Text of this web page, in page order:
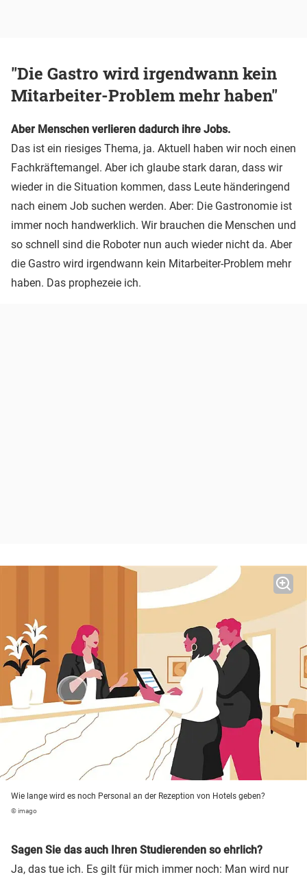
"Die Gastro wird irgendwann kein
Mitarbeiter-Problem mehr haben"
Aber Menschen verlieren dadurch ihre Jobs.
Das ist ein riesiges Thema, ja. Aktuell haben wir noch einen
Fachkräftemangel. Aber ich glaube stark daran, dass wir
wieder in die Situation kommen, dass Leute händeringend
nach einem Job suchen werden. Aber: Die Gastronomie ist
immer noch handwerklich. Wir brauchen die Menschen und
so schnell sind die Roboter nun auch wieder nicht da. Aber
die Gastro wird irgendwann kein Mitarbeiter-Problem mehr
haben. Das prophezeie ich.
Wie lange wird es noch Personal an der Rezeption von Hotels geben?
© imago
Sagen Sie das auch Ihren Studierenden so ehrlich?
Ja, das tue ich. Es gilt für mich immer noch: Man wird nur